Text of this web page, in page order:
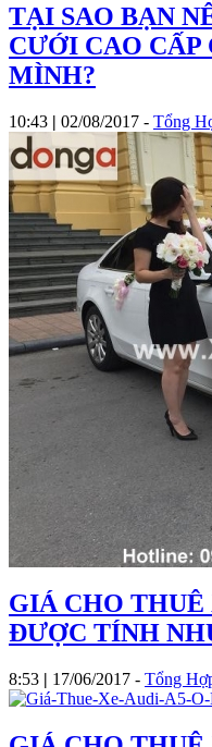
TẠI SAO BẠN
CƯỚI CAO
MÌNH?
10:43 | 02/08/2017 - Tổng
GIÁ CHO THUÊ
ĐƯỢC TÍNH
8:53 | 17/06/2017 - Tổng